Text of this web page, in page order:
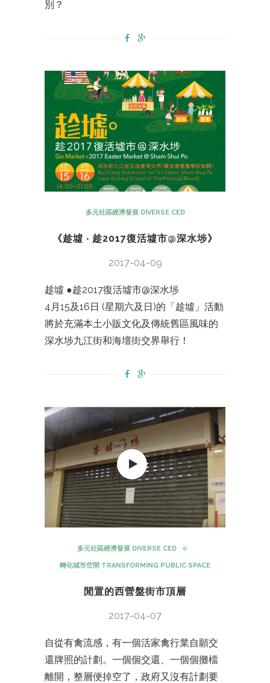
別？
多元社區經濟發展 DIVERSE CED
《趁墟 ‧ 趁2017復活墟市@深水埗》
2017-04-09
趁墟 ●趁2017復活墟市@深水埗
4月15及16日 (星期六及日)的「趁墟」活動
將於充滿本土小販文化及傳統舊區風味的
深水埗九江街和海壇街交界舉行！
多元社區經濟發展 DIVERSE CED
轉化城市空間 TRANSFORMING PUBLIC SPACE
閒置的西營盤街市頂層
2017-04-07
自從有禽流感，有一個活家禽行業自願交
還牌照的計劃。一個個交還、一個個攤檔
離開，整層便掉空了，政府又沒有計劃要